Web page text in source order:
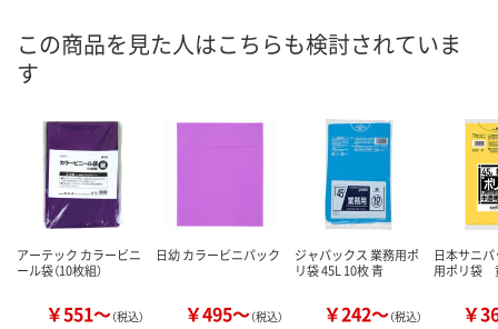
8月13日（木）
カゴへ カ
この商品を見た人はこちらも検討されていま
す
アーテック カラービニ
ール袋（10枚組）
￥551～（税込）
日幼 カラービニパック
￥495～（税込）
ジャパックス 業務用ポ
リ袋 45L 10枚 青
￥242～（税込）
日本サニ
用ポリ袋
￥